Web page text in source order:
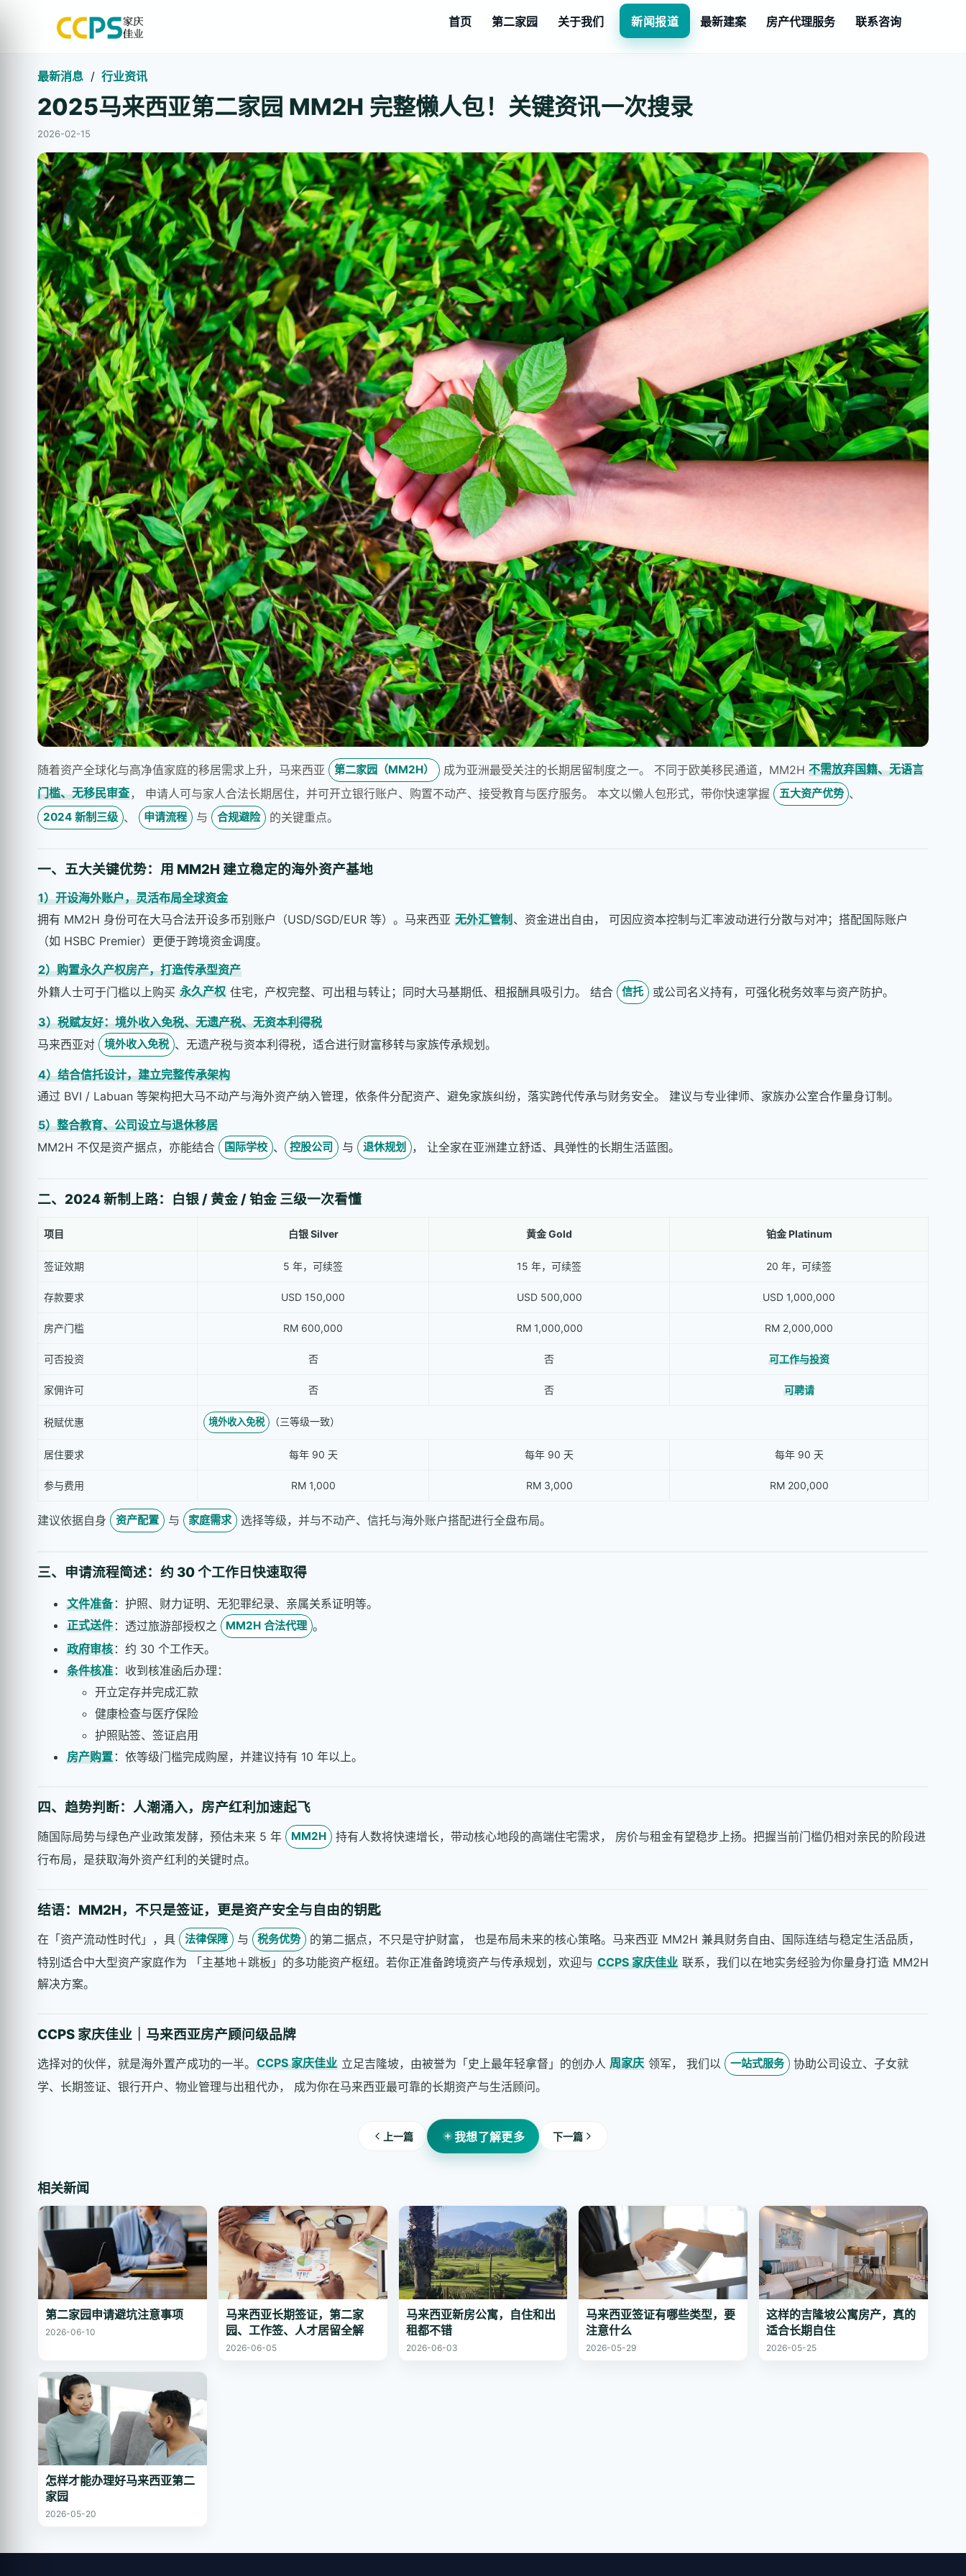
首页 第二家园 关于我们 新闻报道 最新建案 房产代理服务 联系咨询
最新消息 / 行业资讯
2025马来西亚第二家园 MM2H 完整懒人包！关键资讯一次搜录
2026-02-15
随着资产全球化与高净值家庭的移居需求上升，马来西亚 第二家园（MM2H） 成为亚洲最受关注的长期居留制度之一。 不同于欧美移民通道，MM2H 不需放弃国籍、无语言
门槛、无移民审查， 申请人可与家人合法长期居住，并可开立银行账户、购置不动产、接受教育与医疗服务。 本文以懒人包形式，带你快速掌握 五大资产优势 、
2024 新制三级 、 申请流程 与 合规避险 的关键重点。
一、五大关键优势：用 MM2H 建立稳定的海外资产基地
1）开设海外账户，灵活布局全球资金
拥有 MM2H 身份可在大马合法开设多币别账户（USD/SGD/EUR 等）。马来西亚 无外汇管制、资金进出自由， 可因应资本控制与汇率波动进行分散与对冲；搭配国际账户
（如 HSBC Premier）更便于跨境资金调度。
2）购置永久产权房产，打造传承型资产
外籍人士可于门槛以上购买 永久产权住宅，产权完整、可出租与转让；同时大马基期低、租报酬具吸引力。 结合 信托 或公司名义持有，可强化税务效率与资产防护。
3）税赋友好：境外收入免税、无遗产税、无资本利得税
马来西亚对
境外收入免税 、无遗产税与资本利得税，适合进行财富移转与家族传承规划。
4）结合信托设计，建立完整传承架构
通过 BVI / Labuan 等架构把大马不动产与海外资产纳入管理，依条件分配资产、避免家族纠纷，落实跨代传承与财务安全。 建议与专业律师、家族办公室合作量身订制。
5）整合教育、公司设立与退休移居
MM2H 不仅是资产据点，亦能结合
国际学校 、 控股公司 与 退休规划 ， 让全家在亚洲建立舒适、具弹性的长期生活蓝图。
二、2024 新制上路：白银 / 黄金 / 铂金 三级一次看懂
项目 白银 Silver 黄金 Gold 铂金 Platinum
签证效期 5 年，可续签 15 年，可续签 20 年，可续签
存款要求 USD 150,000 USD 500,000 USD 1,000,000
房产门槛 RM 600,000 RM 1,000,000 RM 2,000,000
可否投资 否 否 可工作与投资
家佣许可 否 否 可聘请
税赋优惠 境外收入免税 （三等级一致）
居住要求 每年 90 天 每年 90 天 每年 90 天
参与费用 RM 1,000 RM 3,000 RM 200,000
建议依据自身 资产配置 与 家庭需求 选择等级，并与不动产、信托与海外账户搭配进行全盘布局。
三、申请流程简述：约 30 个工作日快速取得
文件准备：护照、财力证明、无犯罪纪录、亲属关系证明等。
正式送件：透过旅游部授权之 MM2H 合法代理 。
政府审核：约 30 个工作天。
条件核准：收到核准函后办理：
开立定存并完成汇款
健康检查与医疗保险
护照贴签、签证启用
房产购置：依等级门槛完成购屋，并建议持有 10 年以上。
四、趋势判断：人潮涌入，房产红利加速起飞
随国际局势与绿色产业政策发酵，预估未来 5 年 MM2H 持有人数将快速增长，带动核心地段的高端住宅需求， 房价与租金有望稳步上扬。把握当前门槛仍相对亲民的阶段进
行布局，是获取海外资产红利的关键时点。
结语：MM2H，不只是签证，更是资产安全与自由的钥匙
在「资产流动性时代」，具 法律保障 与 税务优势
的第二据点，不只是守护财富， 也是布局未来的核心策略。马来西亚 MM2H 兼具财务自由、国际连结与稳定生活品质，
特别适合中大型资产家庭作为 「主基地＋跳板」的多功能资产枢纽。若你正准备跨境资产与传承规划，欢迎与 CCPS 家庆佳业联系，我们以在地实务经验为你量身打造 MM2H
解决方案。
CCPS 家庆佳业｜马来西亚房产顾问级品牌
选择对的伙伴，就是海外置产成功的一半。 CCPS 家庆佳业立足吉隆坡，由被誉为「史上最年轻拿督」的创办人 周家庆 领军， 我们以 一站式服务 协助公司设立、子女就
学、长期签证、银行开户、物业管理与出租代办， 成为你在马来西亚最可靠的长期资产与生活顾问。
上一篇 我想了解更多 下一篇
相关新闻
第二家园申请避坑注意事项
2026-06-10
马来西亚长期签证，第二家
园、工作签、人才居留全解
2026-06-05
马来西亚新房公寓，自住和出
租都不错
2026-06-03
马来西亚签证有哪些类型，要
注意什么
2026-05-29
这样的吉隆坡公寓房产，真的
适合长期自住
2026-05-25
怎样才能办理好马来西亚第二
家园
2026-05-20